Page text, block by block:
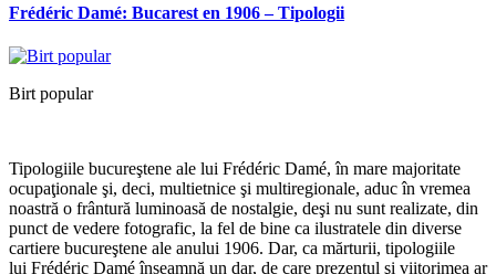
Frédéric Damé: Bucarest en 1906 – Tipologii
Birt popular
Tipologiile bucureştene ale lui Frédéric Damé, în mare majoritate
ocupaţionale şi, deci, multietnice şi multiregionale, aduc în vremea
noastră o frântură luminoasă de nostalgie, deşi nu sunt realizate, din
punct de vedere fotografic, la fel de bine ca ilustratele din diverse
cartiere bucureştene ale anului 1906. Dar, ca mărturii, tipologiile
lui Frédéric Damé înseamnă un dar, de care prezentul şi viitorimea ar